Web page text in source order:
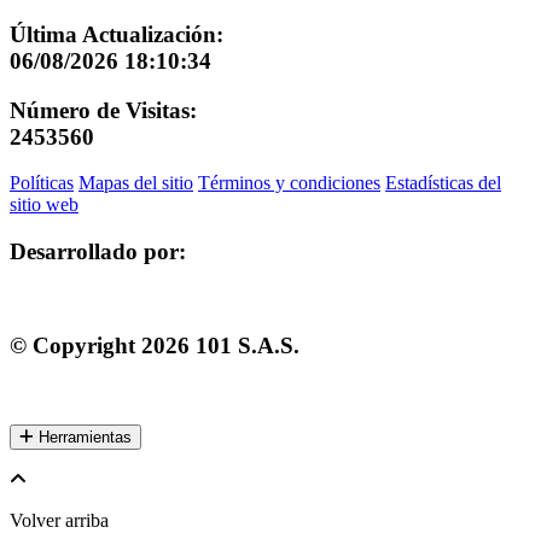
Última Actualización:
06/08/2026 18:10:34
Número de Visitas:
2453560
Políticas Mapas del sitio Términos y condiciones Estadísticas del
sitio web
Desarrollado por:
© Copyright 2026 101 S.A.S.
Herramientas
Volver arriba